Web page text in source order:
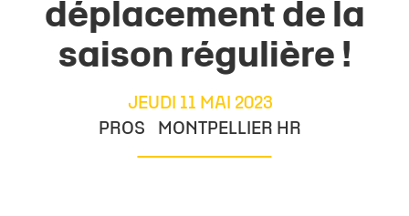
déplacement de la
saison régulière !
JEUDI 11 MAI 2023
PROS
MONTPELLIER HR